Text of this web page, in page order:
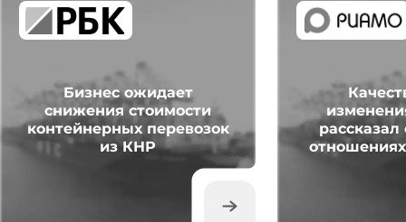
Бизнес ожидает
снижения стоимости
контейнерных перевозок
из КНР
рассказал